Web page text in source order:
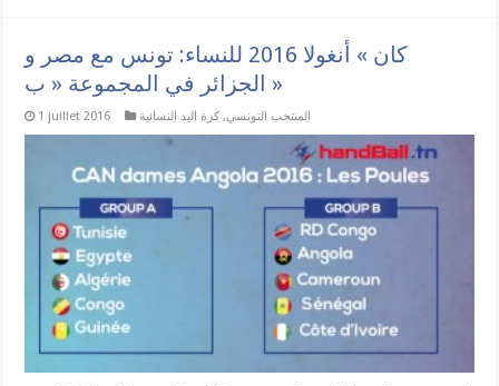
كان » أنغولا 2016 للنساء: تونس مع مصر و
الجزائر في المجموعة « ب »
1 juillet 2016 المنتخب التونسي, كرة اليد النسائية